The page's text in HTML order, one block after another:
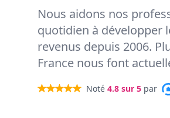
Nous aidons nos
quotidien à développer
revenus depuis 2006.
France nous font
Noté 4.8 sur 5 par